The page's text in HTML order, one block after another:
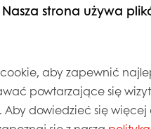
własnych danych
były
Nasza strona używa
aby zapewnić
powtarzające się
dowiedzieć się